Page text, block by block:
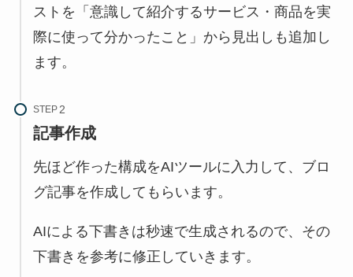
ストを「意識して紹介するサービス・商品を実
際に使って分かったこと」から見出しも追加し
ます。
STEP
記事作成
先ほど作った構成をAIツールに入力して、ブロ
グ記事を作成してもらいます。
AIによる下書きは秒速で生成されるので、その
下書きを参考に修正していきます。